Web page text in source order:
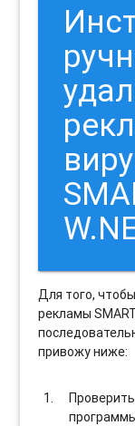
Для того,
рекламы
привожу ниже: